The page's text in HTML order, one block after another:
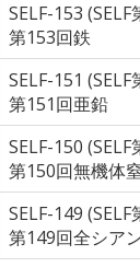
SELF-153
第153回鉄
SELF-151
第151回亜鉛
SELF-150
第150回無機体
SELF-149
第149回全シア